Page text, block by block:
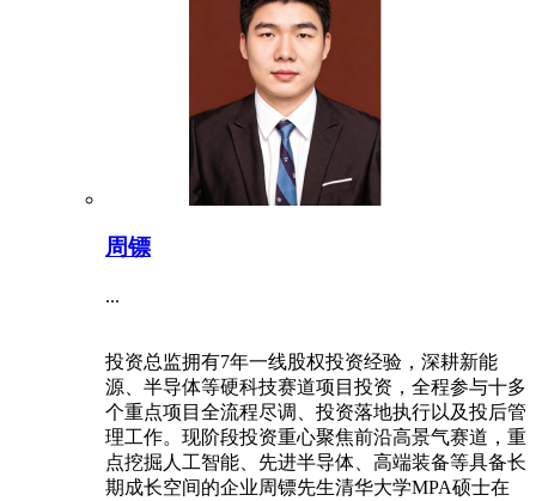
周镖
...
投资总监拥有7年一线股权投资经验，深耕新能
源、半导体等硬科技赛道项目投资，全程参与十多
个重点项目全流程尽调、投资落地执行以及投后管
理工作。现阶段投资重心聚焦前沿高景气赛道，重
点挖掘人工智能、先进半导体、高端装备等具备长
期成长空间的企业周镖先生清华大学MPA硕士在